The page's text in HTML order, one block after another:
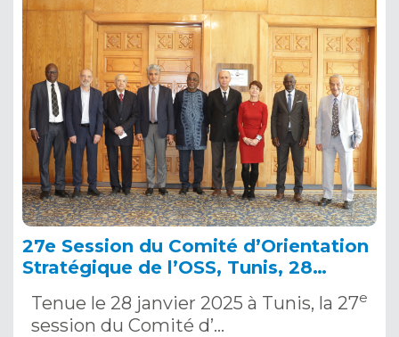
27e Session du Comité d’Orientation
Stratégique de l’OSS, Tunis, 28
Tenue le 28 janvier 2025 à Tunis, la 27e
session du Comité d’…